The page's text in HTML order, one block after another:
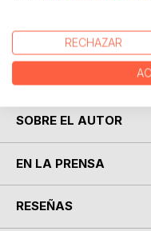
cautivado por una
pequeños actos
trascendental en el
SOBRE EL AUTOR
EN LA PRENSA
RESEÑAS
RECHAZAR